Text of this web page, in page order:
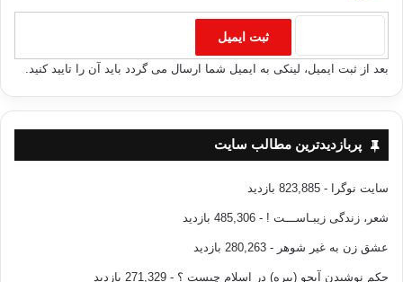
بعد از ثبت ایمیل، لینکی به ایمیل شما ارسال می گردد باید آن را تایید کنید.
پربازدیدترین مطالب سایت
سایت نوگرا - 823,885 بازدید
شعر، زندگی زیبـاســـت ! - 485,306 بازدید
عشق زن به غیر شوهر - 280,263 بازدید
حکم نوشیدن آبجو (بیره) در اسلام چیست ؟ - 271,329 بازدید